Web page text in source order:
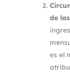
de
es el